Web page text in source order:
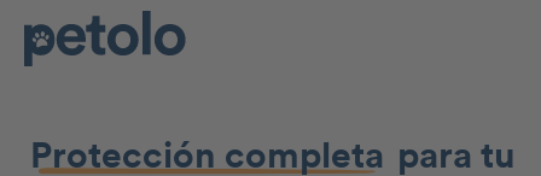
Protección completa para tu